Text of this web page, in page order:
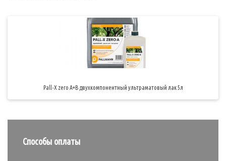
Pall-X zero A+B двухкомпонентный ультраматовый лак 5л
Способы оплаты